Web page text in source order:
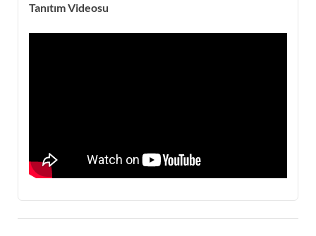
Tanıtım Videosu